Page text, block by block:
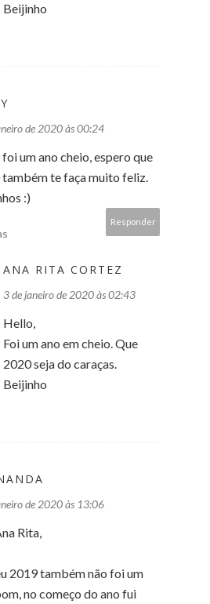
Beijinho
de 2020 às 00:24
um ano cheio, espero que
também te faça muito feliz.
:)
Responder
ANA RITA CORTEZ
3 de janeiro de 2020 às 02:43
Hello,
Foi um ano em cheio. Que
2020 seja do caraças.
Beijinho
de 2020 às 13:06
Rita,
2019 também não foi um
no começo do ano fui